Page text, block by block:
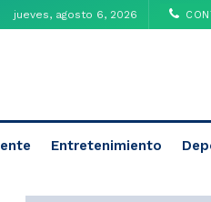
jueves, agosto 6, 2026
Entretenimiento